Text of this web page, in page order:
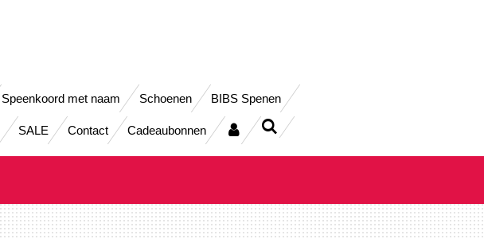
Speenkoord met naam Schoenen BIBS Spenen
SALE Contact Cadeaubonnen